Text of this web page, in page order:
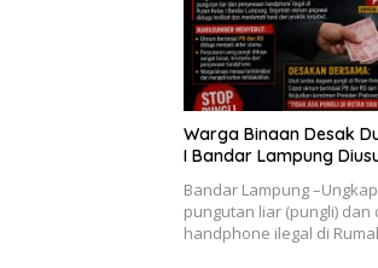
Warga Binaan Desak
I Bandar Lampung
Bandar Lampung
pungutan liar (pungli)
handphone ilegal di